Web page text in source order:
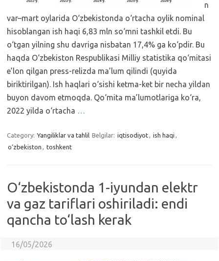
n
var–mart oylarida O‘zbekistonda o‘rtacha oylik nominal
hisoblangan ish haqi 6,83 mln so‘mni tashkil etdi. Bu
o‘tgan yilning shu davriga nisbatan 17,4% ga ko‘pdir. Bu
haqda O‘zbekiston Respublikasi Milliy statistika qo‘mitasi
e’lon qilgan press-relizda ma’lum qilindi (quyida
biriktirilgan). Ish haqlari o‘sishi ketma-ket bir necha yildan
buyon davom etmoqda. Qo‘mita ma’lumotlariga ko‘ra,
2022 yilda o‘rtacha …
Category: Yangiliklar va tahlil Belgilar: iqtisodiyot, ish haqi ,
o‘zbekiston , toshkent
O‘zbekistonda 1-iyundan elektr
va gaz tariflari oshiriladi: endi
qancha to‘lash kerak
16/05/2026